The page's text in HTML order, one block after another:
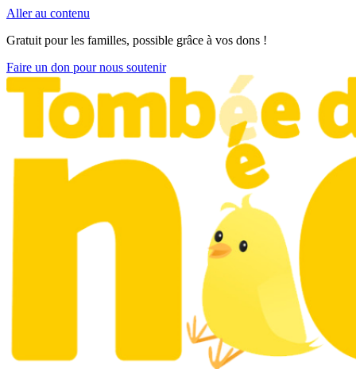
Aller au contenu
Gratuit pour les familles, possible grâce à vos dons !
Faire un don pour nous soutenir